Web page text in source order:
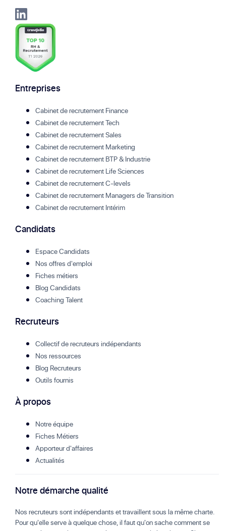
Entreprises
Cabinet de recrutement Finance
Cabinet de recrutement Tech
Cabinet de recrutement Sales
Cabinet de recrutement Marketing
Cabinet de recrutement BTP & Industrie
Cabinet de recrutement Life Sciences
Cabinet de recrutement C-levels
Cabinet de recrutement Managers de Transition
Cabinet de recrutement Intérim
Candidats
Espace Candidats
Nos offres d'emploi
Fiches métiers
Blog Candidats
Coaching Talent
Recruteurs
Collectif de recruteurs indépendants
Nos ressources
Blog Recruteurs
Outils fournis
À propos
Notre équipe
Fiches Métiers
Apporteur d'affaires
Actualités
Notre démarche qualité
Nos recruteurs sont indépendants et travaillent sous la même charte.
Pour qu'elle serve à quelque chose, il faut qu'on sache comment se